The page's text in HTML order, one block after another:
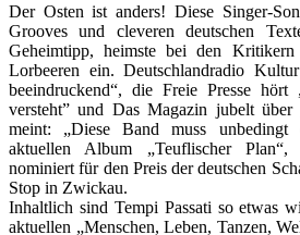
Der Osten ist anders! Diese Singer-
Grooves und cleveren deutschen
Geheimtipp, heimste bei den
Lorbeeren ein. Deutschlandradio
beeindruckend“, die Freie Presse
versteht” und Das Magazin jubelt über
meint: „Diese Band muss unbedingt
aktuellen Album „Teuflischer Plan“,
nominiert für den Preis der deutschen
Stop in Zwickau.
Inhaltlich sind Tempi Passati so etwas
aktuellen „Menschen, Leben, Tanzen,